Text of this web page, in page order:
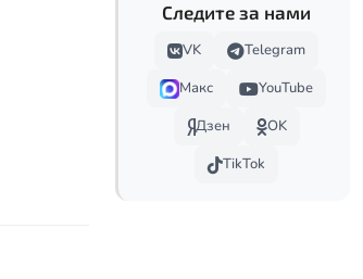
Следите за нами
VK
Telegram
Макс
YouTube
Дзен
OK
TikTok